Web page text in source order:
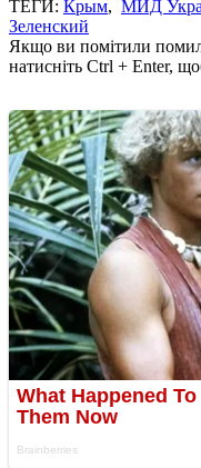
ТЕГИ: Крым, МИД
Зеленский
Якщо ви помітили
натисніть Ctrl + Enter,